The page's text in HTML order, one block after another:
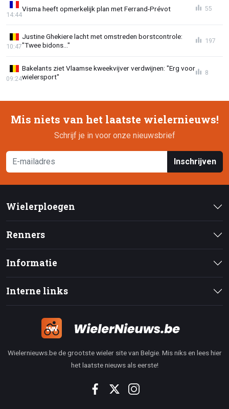
Visma heeft opmerkelijk plan met Ferrand-Prévot
14:44
55
Justine Ghekiere lacht met omstreden borstcontrole:
"Twee bidons..."
10:47
197
Bakelants ziet Vlaamse kweekvijver verdwijnen: "Erg voor
wielersport"
09:24
8
Mis niets van het laatste wielernieuws!
Schrijf je in voor onze nieuwsbrief
Inschrijven
Wielerploegen
Renners
Informatie
Interne links
Wielernieuws.be de grootste wieler site van Belgie. Mis niks en lees hier
het laatste nieuws als eerste!